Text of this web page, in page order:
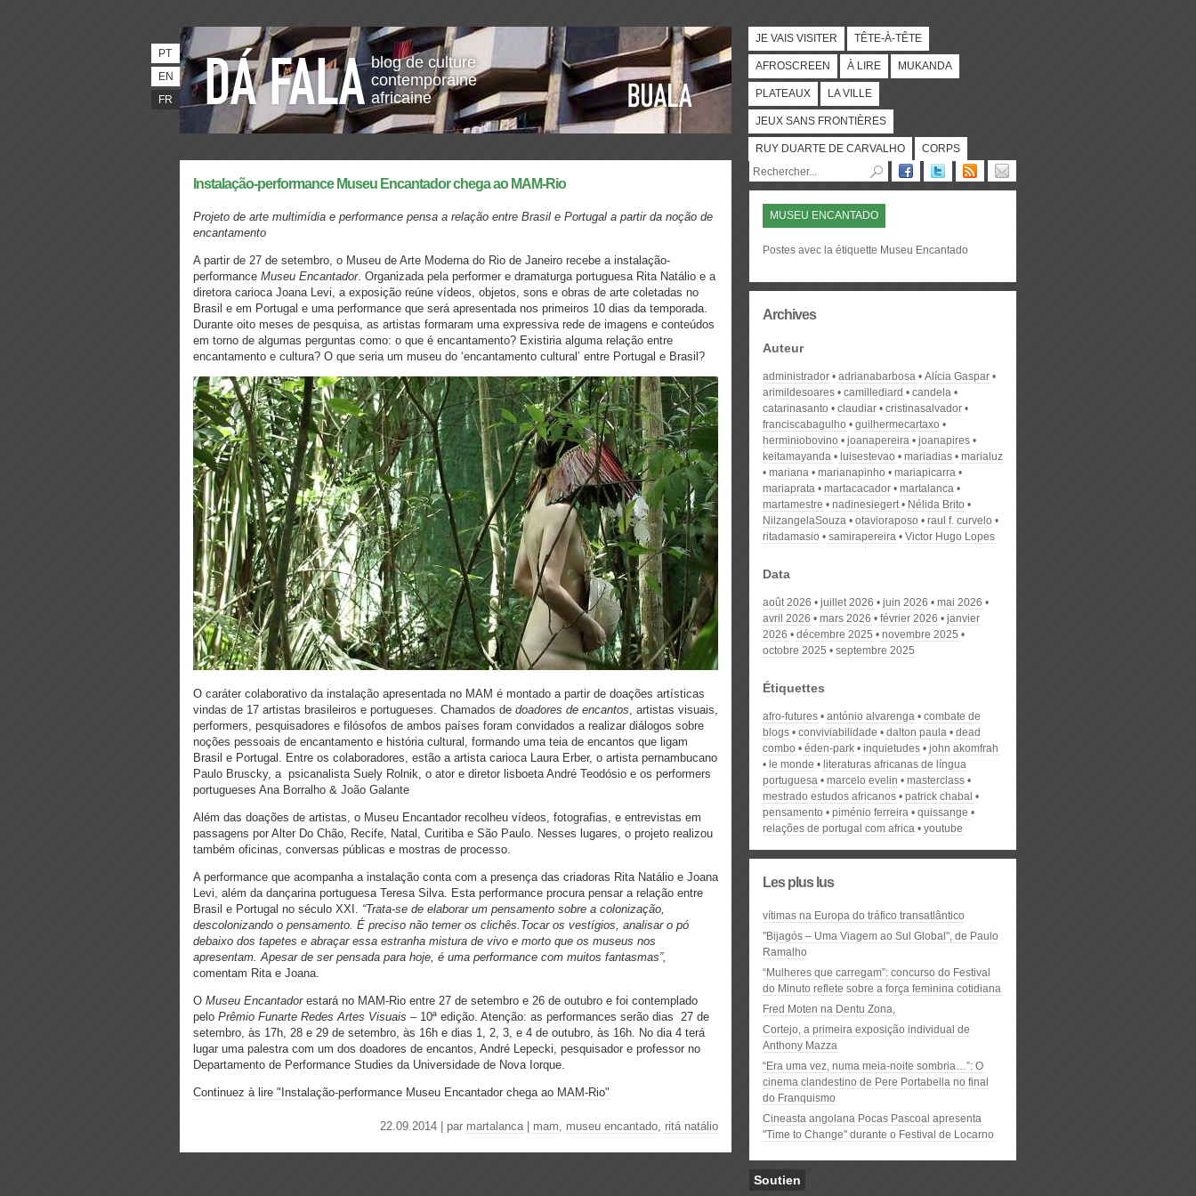
blog de culture
contemporaine
africaine
PT
EN
FR
JE VAIS VISITER TÊTE-À-TÊTE
AFROSCREEN À LIRE MUKANDA
PLATEAUX LA VILLE
JEUX SANS FRONTIÈRES
RUY DUARTE DE CARVALHO CORPS
Instalação-performance Museu Encantador chega ao MAM-Rio
Projeto de arte multimídia e performance pensa a relação entre Brasil e Portugal a partir da noção de
encantamento
A partir de 27 de setembro, o Museu de Arte Moderna do Rio de Janeiro recebe a instalação-
performance Museu Encantador. Organizada pela performer e dramaturga portuguesa Rita Natálio e a
diretora carioca Joana Levi, a exposição reúne vídeos, objetos, sons e obras de arte coletadas no
Brasil e em Portugal e uma performance que será apresentada nos primeiros 10 dias da temporada.
Durante oito meses de pesquisa, as artistas formaram uma expressiva rede de imagens e conteúdos
em torno de algumas perguntas como: o que é encantamento? Existiria alguma relação entre
encantamento e cultura? O que seria um museu do ‘encantamento cultural’ entre Portugal e Brasil?
O caráter colaborativo da instalação apresentada no MAM é montado a partir de doações artísticas
vindas de 17 artistas brasileiros e portugueses. Chamados de doadores de encantos, artistas visuais,
performers, pesquisadores e filósofos de ambos países foram convidados a realizar diálogos sobre
noções pessoais de encantamento e história cultural, formando uma teia de encantos que ligam
Brasil e Portugal. Entre os colaboradores, estão a artista carioca Laura Erber, o artista pernambucano
Paulo Bruscky, a psicanalista Suely Rolnik, o ator e diretor lisboeta André Teodósio e os performers
portugueses Ana Borralho & João Galante
Além das doações de artistas, o Museu Encantador recolheu vídeos, fotografias, e entrevistas em
passagens por Alter Do Chão, Recife, Natal, Curitiba e São Paulo. Nesses lugares, o projeto realizou
também oficinas, conversas públicas e mostras de processo.
A performance que acompanha a instalação conta com a presença das criadoras Rita Natálio e Joana
Levi, além da dançarina portuguesa Teresa Silva. Esta performance procura pensar a relação entre
Brasil e Portugal no século XXI. “Trata-se de elaborar um pensamento sobre a colonização,
descolonizando o pensamento. É preciso não temer os clichês.Tocar os vestígios, analisar o pó
debaixo dos tapetes e abraçar essa estranha mistura de vivo e morto que os museus nos
apresentam. Apesar de ser pensada para hoje, é uma performance com muitos fantasmas”,
comentam Rita e Joana.
O Museu Encantadorestará no MAM-Rio entre 27 de setembro e 26 de outubro e foi contemplado
pelo Prêmio Funarte Redes Artes Visuais – 10ª edição. Atenção: as performances serão dias 27 de
setembro, às 17h, 28 e 29 de setembro, às 16h e dias 1, 2, 3, e 4 de outubro, às 16h. No dia 4 terá
lugar uma palestra com um dos doadores de encantos, André Lepecki, pesquisador e professor no
Departamento de Performance Studies da Universidade de Nova Iorque.
Continuez à lire "Instalação-performance Museu Encantador chega ao MAM-Rio"
22.09.2014 | par martalanca| mam, museu encantado, ritá natálio
MUSEU ENCANTADO
Postes avec la étiquette Museu Encantado
Archives
Auteur
administrador adrianabarbosa
Alícia Gaspar
arimildesoares
camillediard
candela
catarinasanto
claudiar
cristinasalvador
franciscabagulho
guilhermecartaxo
herminiobovino
joanapereira
joanapires
keitamayanda
luisestevao mariadias
marialuz
mariana
marianapinho
mariapicarra
mariaprata
martacacador
martalanca
martamestre
nadinesiegert
Nélida Brito
NilzangelaSouza
otavioraposo
raul f. curvelo
ritadamasio
samirapereira Victor Hugo Lopes
Data
août 2026 juillet 2026 juin 2026
mai 2026
avril 2026
mars 2026 février 2026
janvier
2026
décembre 2025
novembre 2025
octobre 2025
septembre 2025
Étiquettes
afro-futures antónio alvarenga
combate de
blogs
conviviabilidade dalton paula
dead
combo
éden-park inquietudes
john akomfrah
le monde
literaturas africanas de língua
portuguesa
marcelo evelin
masterclass
mestrado estudos africanos
patrick chabal
pensamento
piménio ferreira
quissange
relações de portugal com africa
youtube
Les plus lus
vítimas na Europa do tráfico transatlântico
"Bijagós – Uma Viagem ao Sul Global", de Paulo
Ramalho
“Mulheres que carregam”: concurso do Festival
do Minuto reflete sobre a força feminina cotidiana
Fred Moten na Dentu Zona,
Cortejo, a primeira exposição individual de
Anthony Mazza
“Era uma vez, numa meia-noite sombria…”: O
cinema clandestino de Pere Portabella no final
do Franquismo
Cineasta angolana Pocas Pascoal apresenta
"Time to Change" durante o Festival de Locarno
Soutien